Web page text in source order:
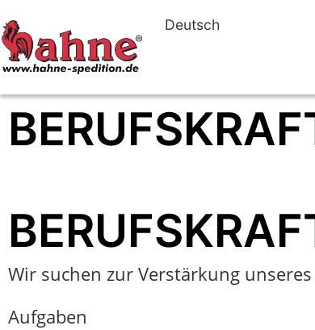
Deutsch
Wir suchen zur Verstärkung
Aufgaben